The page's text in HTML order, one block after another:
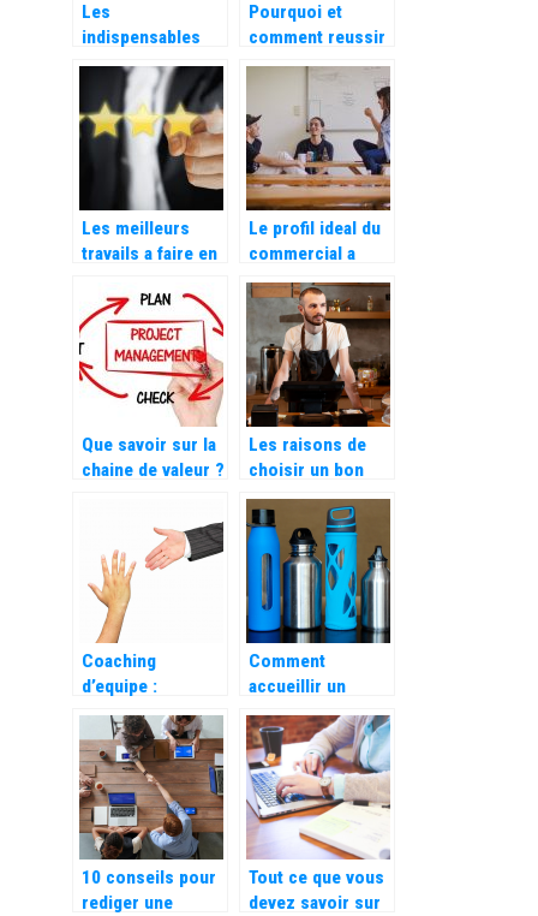
Les
indispensables
quand on
possède un
commerce.
Pourquoi et
comment reussir
la digitaliser son
Les meilleurs
travails a faire en
Le profil ideal du
commercial a
recruter pour sa
startup
Que savoir sur la
chaine de valeur ?
Les raisons de
choisir un bon
système de point
de vente (POS)
Coaching
d’equipe :
decouvrez ses
bienfaits pour
votre entreprise
Comment
accueillir un
nouveau salarie
dans son
entreprise ?
10 conseils pour
rediger une
Tout ce que vous
devez savoir sur